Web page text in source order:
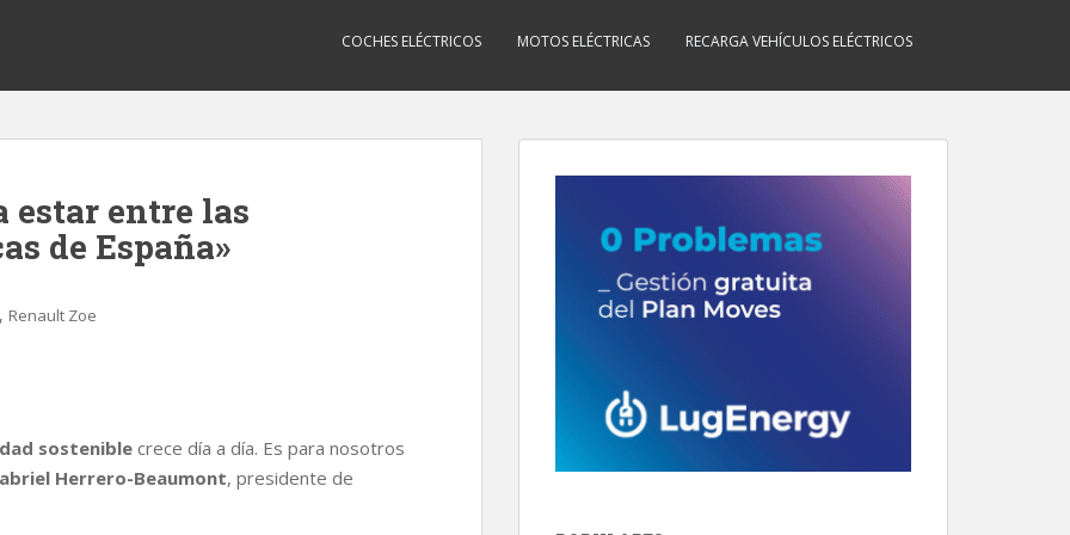
COCHES ELÉCTRICOS MOTOS ELÉCTRICAS RECARGA VEHÍCULOS ELÉCTRICOS
estar entre las
de España»
, Renault Zoe
sosteniblecrece día a día. Es para nosotros
Herrero-Beaumont, presidente de